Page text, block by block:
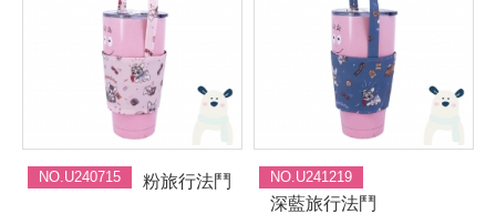
NO.U240715 粉旅行法鬥 NO.U241219
深藍旅行法鬥